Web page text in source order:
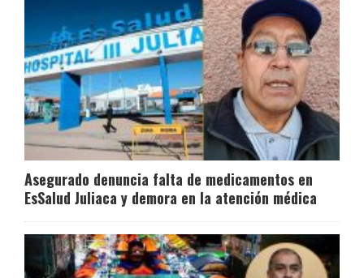
Asegurado denuncia falta de medicamentos en
EsSalud Juliaca y demora en la atención médica